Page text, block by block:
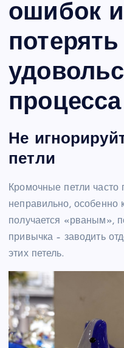
ошибок
потерять
процесса
Не
петли
Кромочные петли часто
неправильно, особенно
получается «рваным»,
привычка – заводить
этих петель.